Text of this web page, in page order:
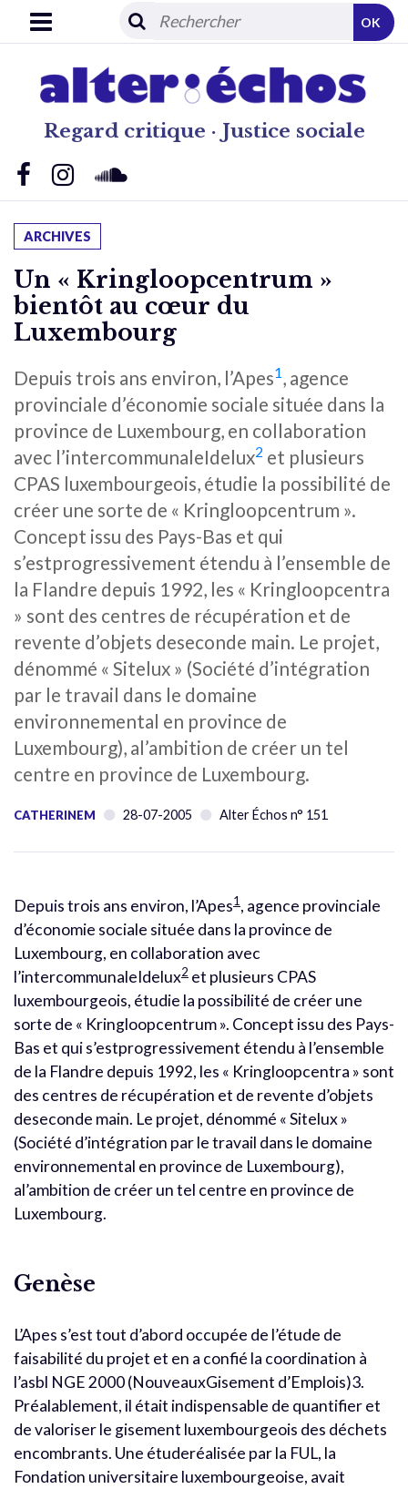
Regard critique · Justice sociale
OK
ARCHIVES
Un « Kringloopcentrum »
bientôt au cœur du
Luxembourg
Depuis trois ans environ, l’Apes1 , agence
provinciale d’économie sociale située dans la
province de Luxembourg, en collaboration
avec l’intercommunaleIdelux2 et plusieurs
CPAS luxembourgeois, étudie la possibilité de
créer une sorte de « Kringloopcentrum ».
Concept issu des Pays-Bas et qui
s’estprogressivement étendu à l’ensemble de
la Flandre depuis 1992, les « Kringloopcentra
» sont des centres de récupération et de
revente d’objets deseconde main. Le projet,
dénommé « Sitelux » (Société d’intégration
par le travail dans le domaine
environnemental en province de
Luxembourg), al’ambition de créer un tel
centre en province de Luxembourg.
CATHERINEM 28-07-2005 Alter Échos n° 151
Depuis trois ans environ, l’Apes1 , agence provinciale
d’économie sociale située dans la province de
Luxembourg, en collaboration avec
l’intercommunaleIdelux2 et plusieurs CPAS
luxembourgeois, étudie la possibilité de créer une
sorte de « Kringloopcentrum ». Concept issu des Pays-
Bas et qui s’estprogressivement étendu à l’ensemble
de la Flandre depuis 1992, les « Kringloopcentra » sont
des centres de récupération et de revente d’objets
deseconde main. Le projet, dénommé « Sitelux »
(Société d’intégration par le travail dans le domaine
environnemental en province de Luxembourg),
al’ambition de créer un tel centre en province de
Luxembourg.
Genèse
L’Apes s’est tout d’abord occupée de l’étude de
faisabilité du projet et en a confié la coordination à
l’asbl NGE 2000 (NouveauxGisement d’Emplois)3.
Préalablement, il était indispensable de quantifier et
de valoriser le gisement luxembourgeois des déchets
encombrants. Une étuderéalisée par la FUL, la
Fondation universitaire luxembourgeoise, avait